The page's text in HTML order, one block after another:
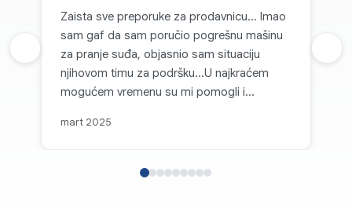
Zaista sve preporuke za prodavnicu... Imao
sam gaf da sam poručio pogrešnu mašinu
za pranje suđa, objasnio sam situaciju
njihovom timu za podršku...U najkraćem
mogućem vremenu su mi pomogli i
mart 2025
Prethodna recenzija